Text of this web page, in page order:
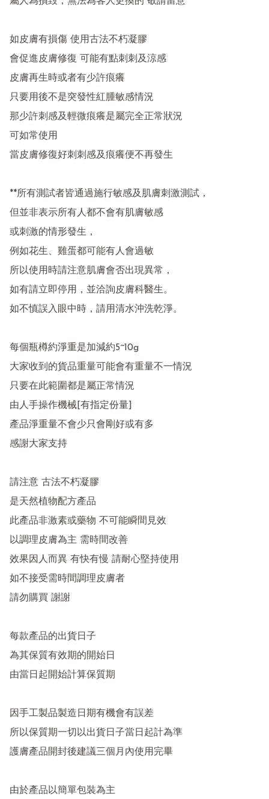
如皮膚有損傷 使用古法不朽凝膠
會促進皮膚修復 可能有點刺刺及涼感
皮膚再生時或者有少許痕癢
只要用後不是突發性紅腫敏感情況
那少許刺感及輕微痕癢是屬完全正常狀況
可如常使用
當皮膚修復好刺刺感及痕癢便不再發生
**所有測試者皆通過施行敏感及肌膚刺激測試，
但並非表示所有人都不會有肌膚敏感
或刺激的情形發生，
例如花生、雞蛋都可能有人會過敏
所以使用時請注意肌膚會否出現異常，
如有請立即停用，並洽詢皮膚科醫生。
如不慎誤入眼中時，請用清水沖洗乾淨。
每個瓶樽約淨重是加減約5~10g
大家收到的貨品重量可能會有重量不一情況
只要在此範圍都是屬正常情況
由人手操作機械[有指定份量]
產品淨重量不會少只會剛好或有多
感謝大家支持
請注意 古法不朽凝膠
是天然植物配方產品
此產品非激素或藥物 不可能瞬間見效
以調理皮膚為主 需時間改善
效果因人而異 有快有慢 請耐心堅持使用
如不接受需時間調理皮膚者
請勿購買 謝謝
每款產品的出貨日子
為其保質有效期的開始日
由當日起開始計算保質期
因手工製品製造日期有機會有誤差
所以保質期一切以出貨日子當日起計為準
護膚產品開封後建議三個月內使用完畢
由於產品以簡單包裝為主